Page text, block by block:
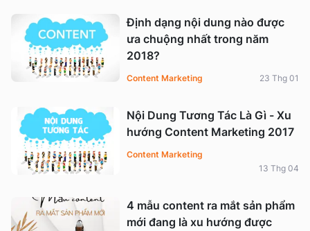
Định dạng nội dung nào được
ưa chuộng nhất trong năm
2018?
Content Marketing 23 Thg 01
Nội Dung Tương Tác Là Gì - Xu
hướng Content Marketing 2017
Content Marketing
13 Thg 04
4 mẫu content ra mắt sản phẩm
mới đang là xu hướng được